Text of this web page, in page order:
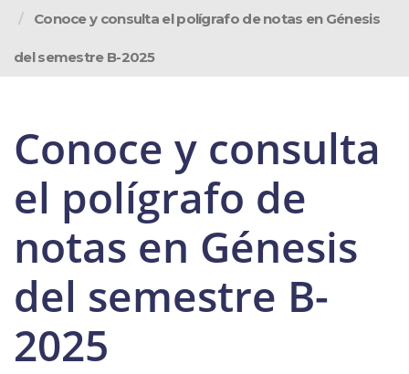
Conoce y consulta el polígrafo de notas en Génesis
del semestre B-2025
Conoce y consulta
el polígrafo de
notas en Génesis
del semestre B-
2025